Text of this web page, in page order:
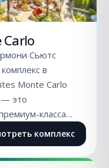
Сьютс
в
Monte Carlo
— это
класса…
комплекс